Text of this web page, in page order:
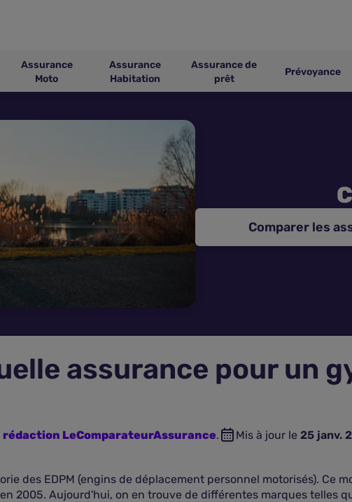
Assurance
Moto
Assurance
Habitation
Assurance de
prêt
Prévoyance
Comparer les
assurance pour un
rédaction LeComparateurAssurance. Mis à jour le 25 janv.
des EDPM (engins de déplacement personnel motorisés). Ce
2005. Aujourd'hui, on en trouve de différentes marques telles